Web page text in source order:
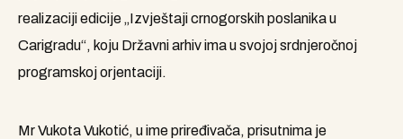
realizaciji edicije „Izvještaji crnogorskih poslanika u
Carigradu“, koju Državni arhiv ima u svojoj srdnjeročnoj
programskoj orjentaciji.
Mr Vukota Vukotić, u ime priređivača, prisutnima je